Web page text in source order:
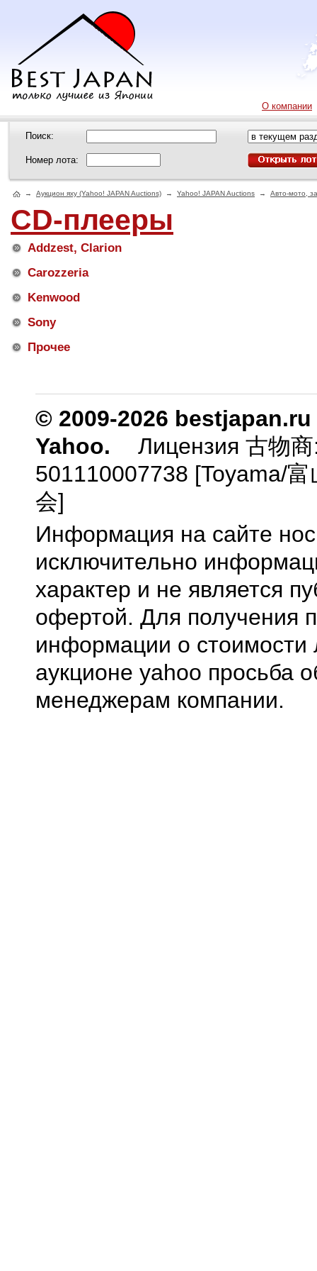
О компании
Поиск:
Номер лота:
→ Аукцион яху (Yahoo! JAPAN Auctions) → Yahoo! JAPAN Auctions → Авто-мото,
CD-плееры
Addzest, Clarion
Carozzeria
Kenwood
Sony
Прочее
© 2009-2026
Yahoo.
Лицензия 古物
501110007738 [Toyama/
会]
Информация на сайте
исключительно
характер и не является
офертой. Для получения
информации о стоимости
аукционе yahoo просьба
менеджерам компании.